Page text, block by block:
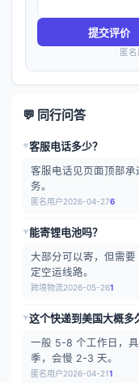
提交评价
匿
💬 同行问答
▶客服电话多少？
客服电话见页面顶部
务。
匿名用户2026-04-276
▶能寄锂电池吗？
大部分可以寄，但需
定空运线路。
跨境物流2026-05-261
▶这个快递到美国大概多
一般 5-8 个工作日，
季，会慢 2-3 天。
匿名用户2026-04-211